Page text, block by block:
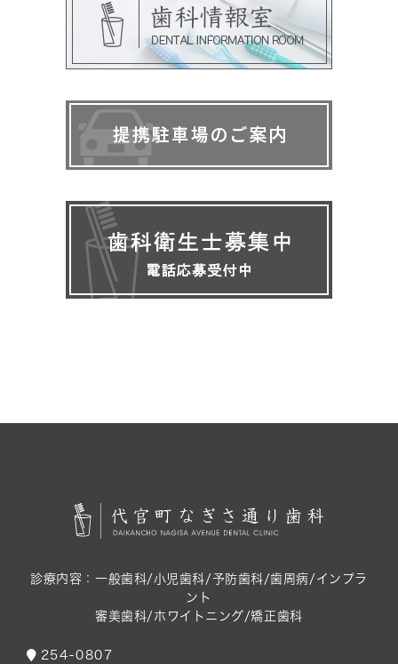
診療内容： 一般歯科/小児歯科/予防歯科/歯周病/インプラ
ント
審美歯科/ホワイトニング/矯正歯科
254-0807